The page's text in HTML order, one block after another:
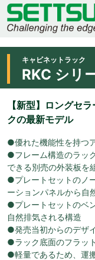
キャビネットラック
RKC シリ
【新型】ロングセ
クの最新モデル
●優れた機能性を持つ
●フレーム構造のラッ
できる別売の外装板を
●プレートセットのノ
ーションパネルから自
●プレートセットのベ
自然排気される構造
●発売当初からのデザ
●ラック底面のフラッ
●軽量であるため、運